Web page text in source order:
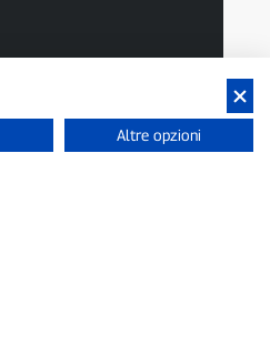
Altre opzioni